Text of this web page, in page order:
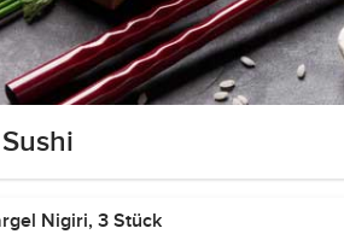
Nigiri, 3 Stück